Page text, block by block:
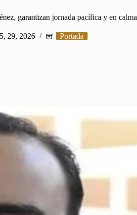
garantizan jornada pacífica y en calma
29, 2026 Portada